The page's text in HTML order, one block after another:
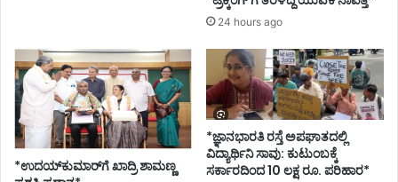
24 hours ago
*ಉದಯ್‌ಕುಮಾರ್‌ಗೆ ಖಾದ್ರಿ ಶಾಮಣ್ಣ
*ಜ್ಞಾನಭಾರತಿ ರಸ್ತೆ ಅಪಘಾತದಲ್ಲಿ
ವಿದ್ಯಾರ್ಥಿನಿ ಸಾವು: ಕುಟುಂಬಕ್ಕೆ
ಸರ್ಕಾರದಿಂದ 10 ಲಕ್ಷ ರೂ. ಪರಿಹಾರ*